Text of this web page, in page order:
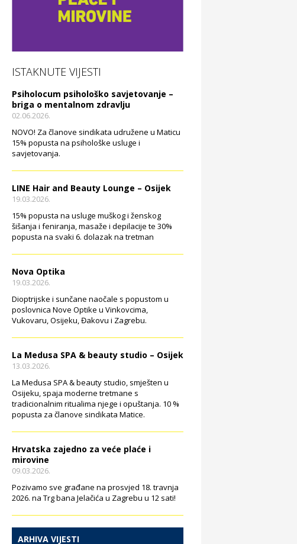
ISTAKNUTE VIJESTI
Psiholocum psihološko savjetovanje –
briga o mentalnom zdravlju
02.06.2026.
NOVO! Za članove sindikata udružene u Maticu
15% popusta na psihološke usluge i
savjetovanja.
LINE Hair and Beauty Lounge – Osijek
19.03.2026.
15% popusta na usluge muškog i ženskog
šišanja i feniranja, masaže i depilacije te 30%
popusta na svaki 6. dolazak na tretman
Nova Optika
19.03.2026.
Dioptrijske i sunčane naočale s popustom u
poslovnica Nove Optike u Vinkovcima,
Vukovaru, Osijeku, Đakovu i Zagrebu.
La Medusa SPA & beauty studio – Osijek
13.03.2026.
La Medusa SPA & beauty studio, smješten u
Osijeku, spaja moderne tretmane s
tradicionalnim ritualima njege i opuštanja. 10 %
popusta za članove sindikata Matice.
Hrvatska zajedno za veće plaće i
mirovine
09.03.2026.
Pozivamo sve građane na prosvjed 18. travnja
2026. na Trg bana Jelačića u Zagrebu u 12 sati!
ARHIVA VIJESTI